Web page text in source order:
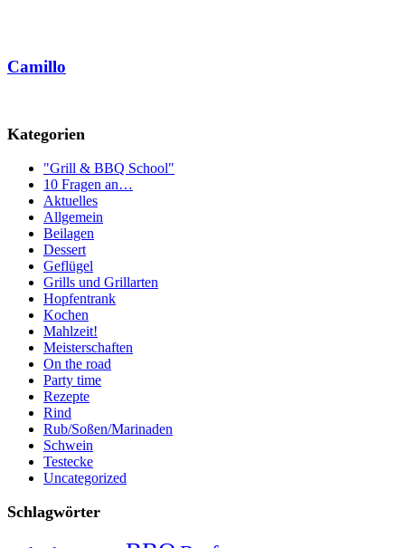
Camillo
Kategorien
"Grill & BBQ School"
10 Fragen an…
Aktuelles
Allgemein
Beilagen
Dessert
Geflügel
Grills und Grillarten
Hopfentrank
Kochen
Mahlzeit!
Meisterschaften
On the road
Party time
Rezepte
Rind
Rub/Soßen/Marinaden
Schwein
Testecke
Uncategorized
Schlagwörter